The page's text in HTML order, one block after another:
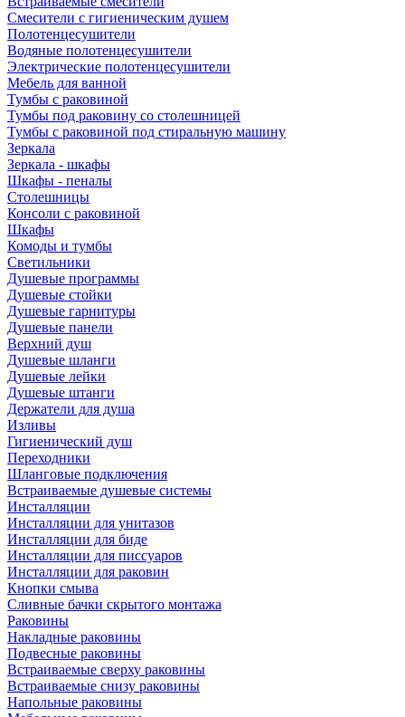
Смесители с гигиеническим душем
Полотенцесушители
Водяные полотенцесушители
Электрические полотенцесушители
Мебель для ванной
Тумбы с раковиной
Тумбы под раковину со столешницей
Тумбы с раковиной под стиральную машину
Зеркала
Зеркала - шкафы
Шкафы - пеналы
Столешницы
Консоли с раковиной
Шкафы
Комоды и тумбы
Светильники
Душевые программы
Душевые стойки
Душевые гарнитуры
Душевые панели
Верхний душ
Душевые шланги
Душевые лейки
Душевые штанги
Держатели для душа
Изливы
Гигиенический душ
Переходники
Шланговые подключения
Встраиваемые душевые системы
Инсталляции
Инсталляции для унитазов
Инсталляции для биде
Инсталляции для писсуаров
Инсталляции для раковин
Кнопки смыва
Сливные бачки скрытого монтажа
Раковины
Накладные раковины
Подвесные раковины
Встраиваемые сверху раковины
Встраиваемые снизу раковины
Напольные раковины